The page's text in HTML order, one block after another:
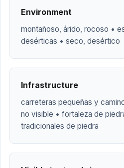
Environment
montañoso, árido, rocoso •
desérticas • seco, desértico
Infrastructure
carreteras pequeñas y
no visible • fortaleza de
tradicionales de piedra